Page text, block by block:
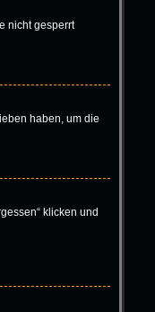
nicht gesperrt
haben, um die
klicken und